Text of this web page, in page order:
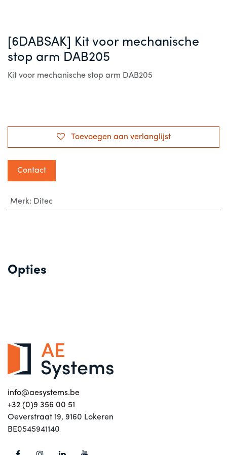
[6DABSAK] Kit voor mechanische
stop arm DAB205
Kit voor mechanische stop arm DAB205
Toevoegen aan verlanglijst
Contact
Merk: Ditec
Opties
info@aesystems.be
+32 (0)9 356 00 51
Oeverstraat 19, 9160 Lokeren
BE0545941140